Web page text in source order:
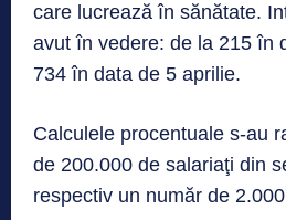
care lucrează în sănătate.
avut în vedere: de la 215 în
734 în data de 5 aprilie.
Calculele procentuale s-au
de 200.000 de salariaţi din
respectiv un număr de